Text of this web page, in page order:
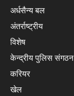
अर्धसैन्य बल
अंतर्राष्ट्रीय
विशेष
केन्द्रीय पुलिस संगठन
करियर
खेल